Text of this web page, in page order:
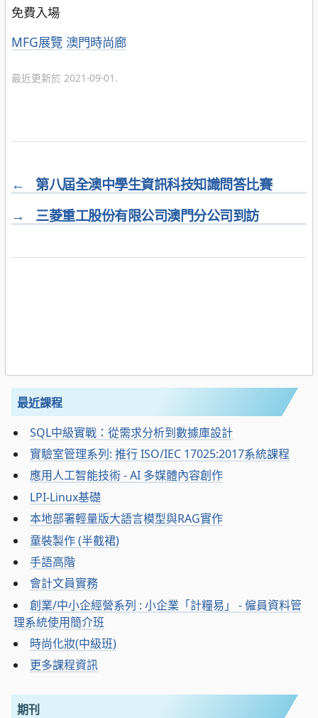
免費入場
分
MFG展覽 澳門時尚廊
最近更新於 2021-09-01.
←
第八屆全澳中學生資訊科技知識問答比賽
→
三菱重工股份有限公司澳門分公司到訪
最近課程
SQL中級實戰：從需求分析到數據庫設計
實驗室管理系列: 推行 ISO/IEC 17025:2017系統課程
應用人工智能技術 - AI 多媒體內容創作
LPI-Linux基礎
本地部署輕量版大語言模型與RAG實作
童裝製作 (半截裙)
手語高階
會計文員實務
創業/中小企經營系列 : 小企業「計糧易」 - 僱員資料管
理系統使用簡介班
時尚化妝(中級班)
更多課程資訊
期刊